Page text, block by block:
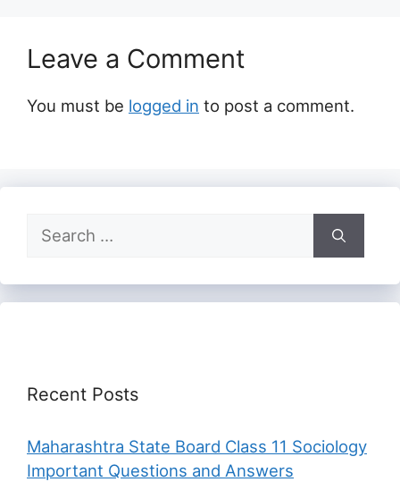
Leave a Comment
You must be logged in to post a comment.
Search
for:
Recent Posts
Maharashtra State Board Class 11 Sociology
Important Questions and Answers